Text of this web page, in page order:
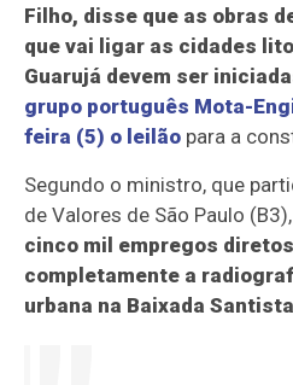
Filho, disse que as obras
que vai ligar as cidades
Guarujá devem ser
grupo português Mota-
feira (5) o leilão para a
Segundo o ministro, que
de Valores de São Paulo (B3),
cinco mil empregos
completamente a
urbana na Baixada